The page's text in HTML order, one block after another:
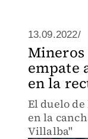
13.09.2022/
Mineros
empate
en la
El duelo de
en la
Villalba"